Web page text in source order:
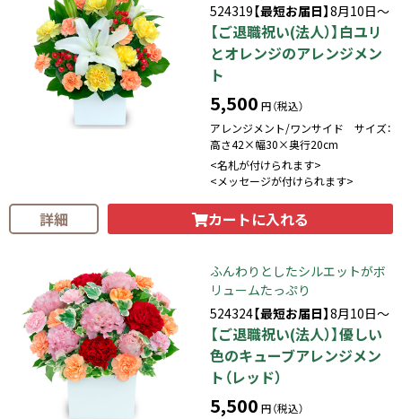
524319【最短お届日】8月10日～
【ご退職祝い(法人）】白ユリ
とオレンジのアレンジメン
ト
5,500 円（税込）
アレンジメント/ワンサイド サイズ：
高さ42×幅30×奥行20cm
<名札が付けられます>
<メッセージが付けられます>
詳細 カートに入れる
ふんわりとしたシルエットがボ
リュームたっぷり
524324【最短お届日】8月10日～
【ご退職祝い(法人）】優しい
色のキューブアレンジメン
ト（レッド）
5,500 円（税込）